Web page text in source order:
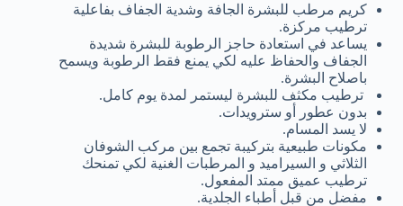
كريم مرطب للبشرة الجافة وشدية الجفاف بفاعلية
ترطيب مركزة.
يساعد في استعادة حاجز الرطوبة للبشرة شديدة
الجفاف والحفاظ عليه لكي يمنع فقط الرطوبة ويسمح
باصلاح البشرة.
ترطيب مكثف للبشرة ليستمر لمدة يوم كامل.
بدون عطور أو سترويدات.
لا يسد المسام.
مكونات طبيعية بتركيبة تجمع بين مركب الشوفان
الثلاثي و السيراميد و المرطبات الغنية لكي تمنحك
ترطيب عميق ممتد المفعول.
مفضل من قبل أطباء الجلدية.